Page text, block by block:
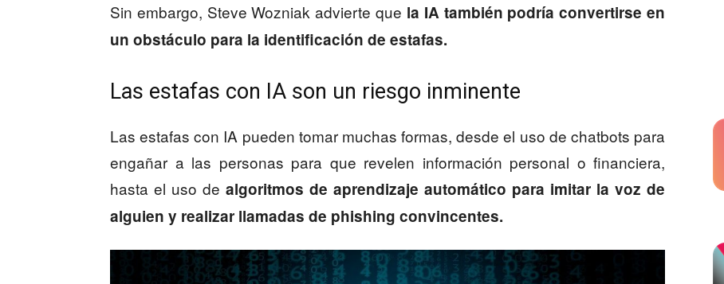
Sin embargo, Steve Wozniak advierte que la IA también podría convertirse en
un obstáculo para la identificación de estafas.
Las estafas con IA son un riesgo inminente
Las estafas con IA pueden tomar muchas formas, desde el uso de chatbots para
engañar a las personas para que revelen información personal o financiera,
hasta el uso de algoritmos de aprendizaje automático para imitar la voz de
alguien y realizar llamadas de phishing convincentes.